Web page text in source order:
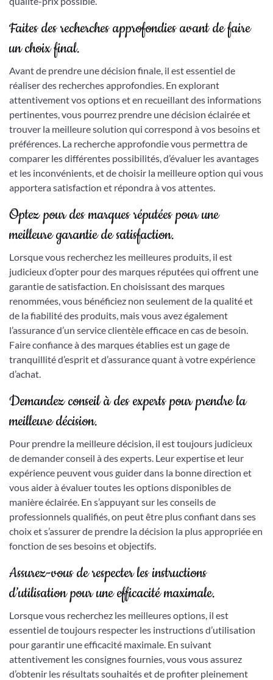
Faites des recherches approfondies avant de faire
un choix final.
Avant de prendre une décision finale, il est essentiel de
réaliser des recherches approfondies. En explorant
attentivement vos options et en recueillant des informations
pertinentes, vous pourrez prendre une décision éclairée et
trouver la meilleure solution qui correspond à vos besoins et
préférences. La recherche approfondie vous permettra de
comparer les différentes possibilités, d’évaluer les avantages
et les inconvénients, et de choisir la meilleure option qui vous
apportera satisfaction et répondra à vos attentes.
Optez pour des marques réputées pour une
meilleure garantie de satisfaction.
Lorsque vous recherchez les meilleures produits, il est
judicieux d’opter pour des marques réputées qui offrent une
garantie de satisfaction. En choisissant des marques
renommées, vous bénéficiez non seulement de la qualité et
de la fiabilité des produits, mais vous avez également
l’assurance d’un service clientèle efficace en cas de besoin.
Faire confiance à des marques établies est un gage de
tranquillité d’esprit et d’assurance quant à votre expérience
d’achat.
Demandez conseil à des experts pour prendre la
meilleure décision.
Pour prendre la meilleure décision, il est toujours judicieux
de demander conseil à des experts. Leur expertise et leur
expérience peuvent vous guider dans la bonne direction et
vous aider à évaluer toutes les options disponibles de
manière éclairée. En s’appuyant sur les conseils de
professionnels qualifiés, on peut être plus confiant dans ses
choix et s’assurer de prendre la décision la plus appropriée en
fonction de ses besoins et objectifs.
Assurez-vous de respecter les instructions
d’utilisation pour une efficacité maximale.
Lorsque vous recherchez les meilleures options, il est
essentiel de toujours respecter les instructions d’utilisation
pour garantir une efficacité maximale. En suivant
attentivement les consignes fournies, vous vous assurez
d’obtenir les résultats souhaités et de profiter pleinement